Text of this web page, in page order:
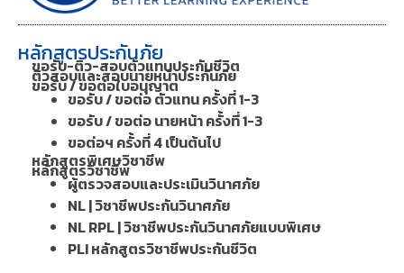
หลักสูตรประกันภัย
ขอรับ-ติว-สอบตัวแทนประกันชีวิต
ติวสอบและสอบนายหน้าประกันภัย
ขอรับ / ขอต่อใบอนุญาต
ขอรับ / ขอต่อ ตัวแทน ครั้งที่ 1-3
ขอรับ / ขอต่อ นายหน้า ครั้งที่ 1-3
ขอต่อฯ ครั้งที่ 4 เป็นต้นไป
หลักสูตรพิเศษวิชาชีพ
หลักสูตรวิชาชีพ
ผู้ตรวจสอบและประเมินวินาศภัย
NL | วิชาชีพประกันวินาศภัย
NL RPL | วิชาชีพประกันวินาศภัยแบบพิเศษ
PLI หลักสูตรวิชาชีพประกันชีวิต